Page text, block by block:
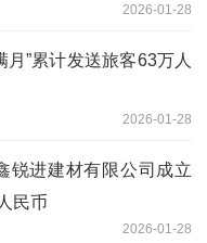
2026-01-28
月”累计发送旅客63万人
2026-01-28
锐进建材有限公司成立
民币
2026-01-28